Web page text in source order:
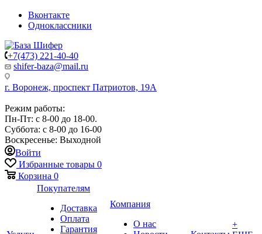
Вконтакте
Одноклассники
+7(473) 221-40-40
shifer-baza@mail.ru
г. Воронеж, проспект Патриотов, 19А
Режим работы:
Пн-Пт: с 8-00 до 18-00.
Суббота: с 8-00 до 16-00
Воскресенье: Выходной
Войти
Избранные товары 0
Корзина 0
Покупателям
Доставка
Оплата
Гарантия
Компания
О нас
+